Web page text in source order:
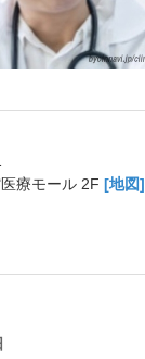
療モール 2F [地図]